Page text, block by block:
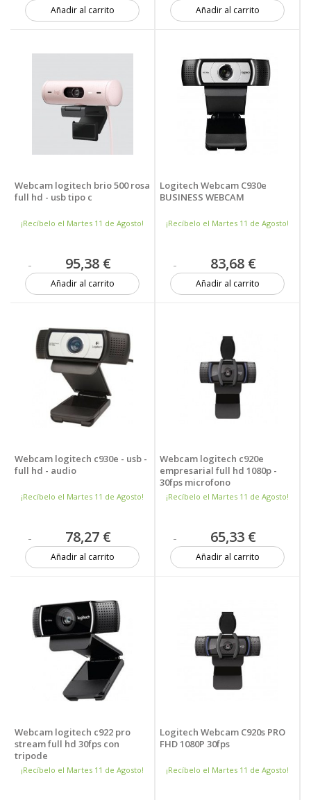
Añadir al carrito Añadir al carrito
Webcam logitech brio 500 rosa
full hd - usb tipo c
¡Recíbelo el Martes 11 de Agosto!
95,38 €
Añadir al carrito
Logitech Webcam C930e
BUSINESS WEBCAM
¡Recíbelo el Martes 11 de Agosto!
83,68 €
Añadir al carrito
Webcam logitech c930e - usb -
full hd - audio
¡Recíbelo el Martes 11 de Agosto!
78,27 €
Añadir al carrito
Webcam logitech c920e
empresarial full hd 1080p -
30fps microfono
¡Recíbelo el Martes 11 de Agosto!
65,33 €
Añadir al carrito
Webcam logitech c922 pro
stream full hd 30fps con
tripode
¡Recíbelo el Martes 11 de Agosto!
Logitech Webcam C920s PRO
FHD 1080P 30fps
¡Recíbelo el Martes 11 de Agosto!